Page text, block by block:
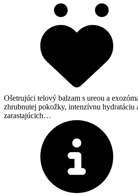
Ošetrujúci telový balzam s ureou a
zhrubnutej pokožky, intenzívnu hydratáciu
zarastajúcich…